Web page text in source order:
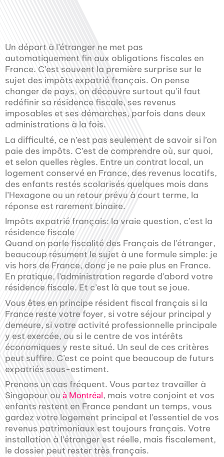
Un départ à l’étranger ne met pas
automatiquement fin aux obligations fiscales en
France. C’est souvent la première surprise sur le
sujet des impôts expatrié français. On pense
changer de pays, on découvre surtout qu’il faut
redéfinir sa résidence fiscale, ses revenus
imposables et ses démarches, parfois dans deux
administrations à la fois.
La difficulté, ce n’est pas seulement de savoir si l’on
paie des impôts. C’est de comprendre où, sur quoi,
et selon quelles règles. Entre un contrat local, un
logement conservé en France, des revenus locatifs,
des enfants restés scolarisés quelques mois dans
l’Hexagone ou un retour prévu à court terme, la
réponse est rarement binaire.
Impôts expatrié français: la vraie question, c’est la
résidence fiscale
Quand on parle fiscalité des Français de l’étranger,
beaucoup résument le sujet à une formule simple: je
vis hors de France, donc je ne paie plus en France.
En pratique, l’administration regarde d’abord votre
résidence fiscale. Et c’est là que tout se joue.
Vous êtes en principe résident fiscal français si la
France reste votre foyer, si votre séjour principal y
demeure, si votre activité professionnelle principale
y est exercée, ou si le centre de vos intérêts
économiques y reste situé. Un seul de ces critères
peut suffire. C’est ce point que beaucoup de futurs
expatriés sous-estiment.
Prenons un cas fréquent. Vous partez travailler à
Singapour ou à Montréal , mais votre conjoint et vos
enfants restent en France pendant un temps, vous
gardez votre logement principal et l’essentiel de vos
revenus patrimoniaux est toujours français. Votre
installation à l’étranger est réelle, mais fiscalement,
le dossier peut rester très français.